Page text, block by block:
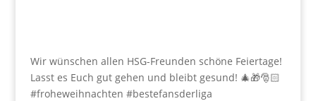
Wir wünschen allen HSG-Freunden schöne Feiertage!
Lasst es Euch gut gehen und bleibt gesund! 🎄🎁🎅🏻
#froheweihnachten #bestefansderliga